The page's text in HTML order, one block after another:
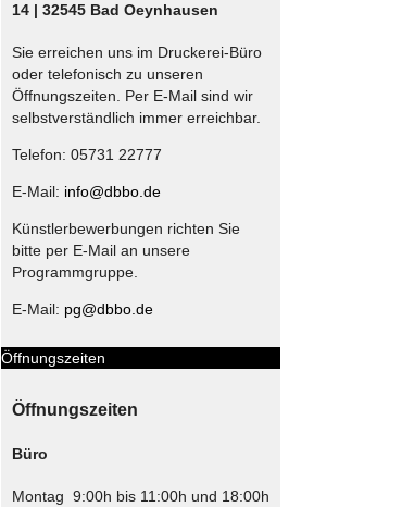
14 | 32545 Bad Oeynhausen
Sie erreichen uns im Druckerei-Büro
oder telefonisch zu unseren
Öffnungszeiten. Per E-Mail sind wir
selbstverständlich immer erreichbar.
Telefon: 05731 22777
E-Mail: info@dbbo.de
Künstlerbewerbungen richten Sie
bitte per E-Mail an unsere
Programmgruppe.
E-Mail: pg@dbbo.de
Öffnungszeiten
Öffnungszeiten
Büro
Montag 9:00h bis 11:00h und 18:00h